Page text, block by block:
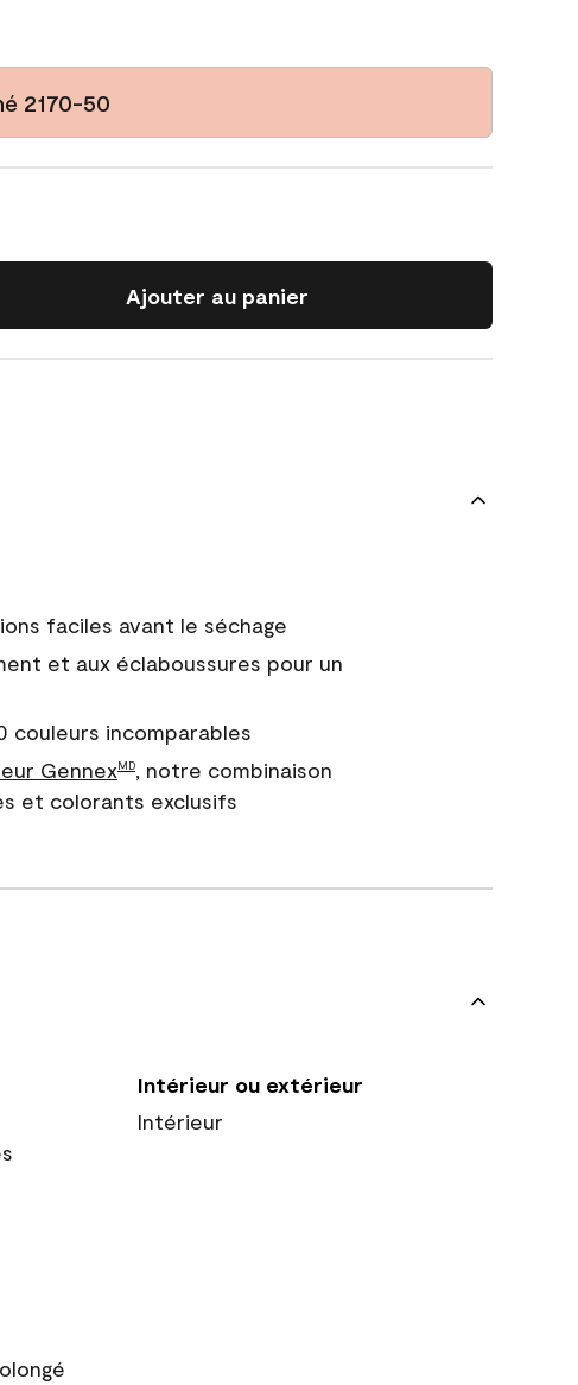
2170-50
Ajouter au panier
faciles avant le séchage
et aux éclaboussures pour un
couleurs incomparables
GennexMD, notre combinaison
et colorants exclusifs
Intérieur ou extérieur
Intérieur